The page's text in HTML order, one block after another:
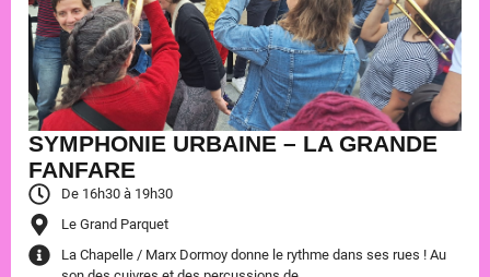
SYMPHONIE URBAINE – LA GRANDE
FANFARE
De 16h30 à 19h30
Le Grand Parquet
La Chapelle / Marx Dormoy donne le rythme dans ses rues ! Au